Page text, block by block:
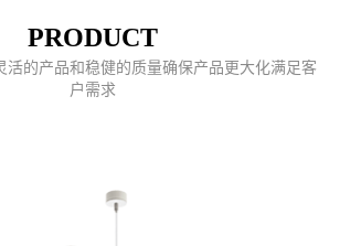
PRODUCT
活的产品和稳健的质量确保产品更大化满足客
户需求